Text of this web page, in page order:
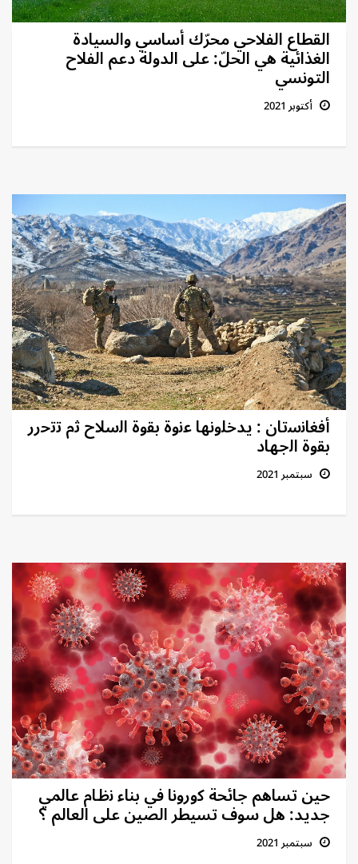
القطاع الفلاحي محرّك أساسي والسيادة
الغذائية هي الحلّ: على الدولة دعم الفلاح
التونسي
أكتوبر 2021
أﻓﻐﺎﻧﺳﺗﺎن : يدﺧﻠوﻧﮭﺎ ﻋﻧوة ﺑﻘوة اﻟﺳﻼح ﺛم ﺗﺗﺣرر
ﺑﻘوة اﻟﺟﮭﺎد
سبتمبر 2021
حين تساهم جائحة ﻛوروﻧﺎ في بناء ﻧظﺎم عالمي
جديد: هل سوف تسيطر الصين على العالم ؟
سبتمبر 2021